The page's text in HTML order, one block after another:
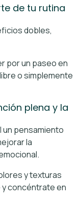
de tu rutina
dobles,
por un paseo en
o simplemente
plena y la
un pensamiento
la
y texturas
concéntrate en